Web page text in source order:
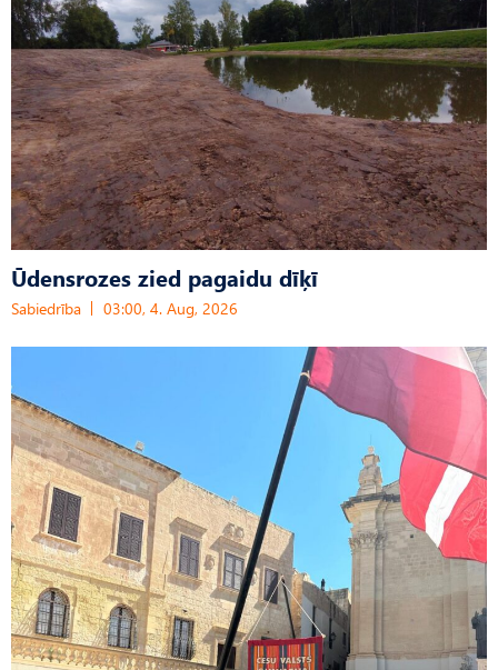
Ūdensrozes zied pagaidu dīķī
Sabiedrība 03:00, 4. Aug, 2026